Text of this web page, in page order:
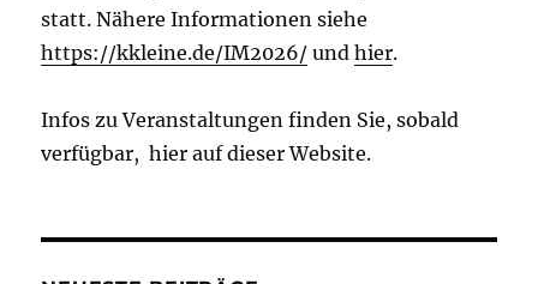
statt. Nähere Informationen siehe
https://kkleine.de/IM2026/ undhier.
Infos zu Veranstaltungen finden Sie, sobald
verfügbar, hier auf dieser Website.